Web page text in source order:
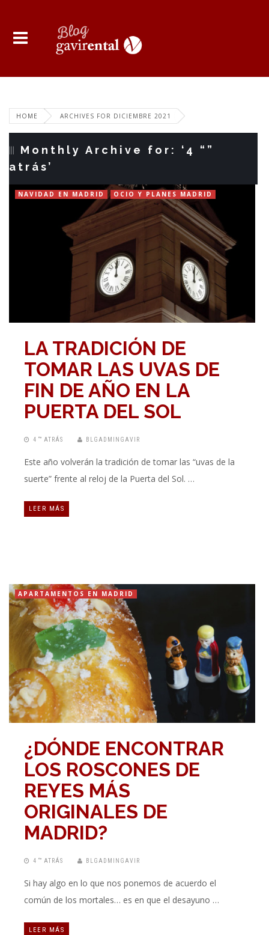
HOME ARCHIVES FOR DICIEMBRE 2021
Monthly Archive for: ‘4 “”
atrás’
NAVIDAD EN MADRID OCIO Y PLANES MADRID
LA TRADICIÓN DE
TOMAR LAS UVAS DE
FIN DE AÑO EN LA
PUERTA DEL SOL
4 “” ATRÁS BLGADMINGAVIR
Este año volverán la tradición de tomar las “uvas de la
suerte” frente al reloj de la Puerta del Sol. …
LEER MÁS
APARTAMENTOS EN MADRID
¿DÓNDE ENCONTRAR
LOS ROSCONES DE
REYES MÁS
ORIGINALES DE
MADRID?
4 “” ATRÁS BLGADMINGAVIR
Si hay algo en lo que nos ponemos de acuerdo el
común de los mortales… es en que el desayuno …
LEER MÁS